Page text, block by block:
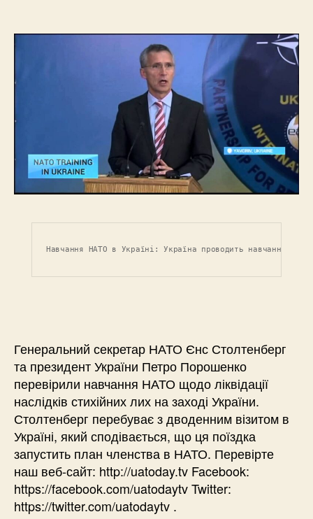
Навчання НАТО в Україні: Україна проводить навчання в
Генеральний секретар НАТО Єнс Столтенберг
та президент України Петро Порошенко
перевірили навчання НАТО щодо ліквідації
наслідків стихійних лих на заході України.
Столтенберг перебуває з дводенним візитом в
Україні, який сподівається, що ця поїздка
запустить план членства в НАТО. Перевірте
наш веб-сайт: http://uatoday.tv Facebook:
https://facebook.com/uatodaytv Twitter:
https://twitter.com/uatodaytv .